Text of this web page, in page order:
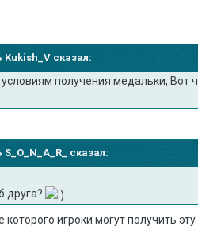
Kukish_V сказал:
получения медальки,
сказал:
друга?
которого игроки могут получить